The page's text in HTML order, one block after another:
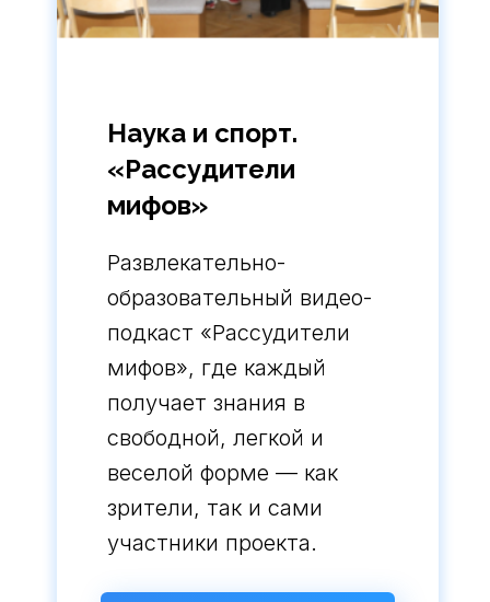
Наука и спорт.
«Рассудители
мифов»
Развлекательно-
образовательный видео-
подкаст «Рассудители
мифов», где каждый
получает знания в
свободной, легкой и
веселой форме — как
зрители, так и сами
участники проекта.